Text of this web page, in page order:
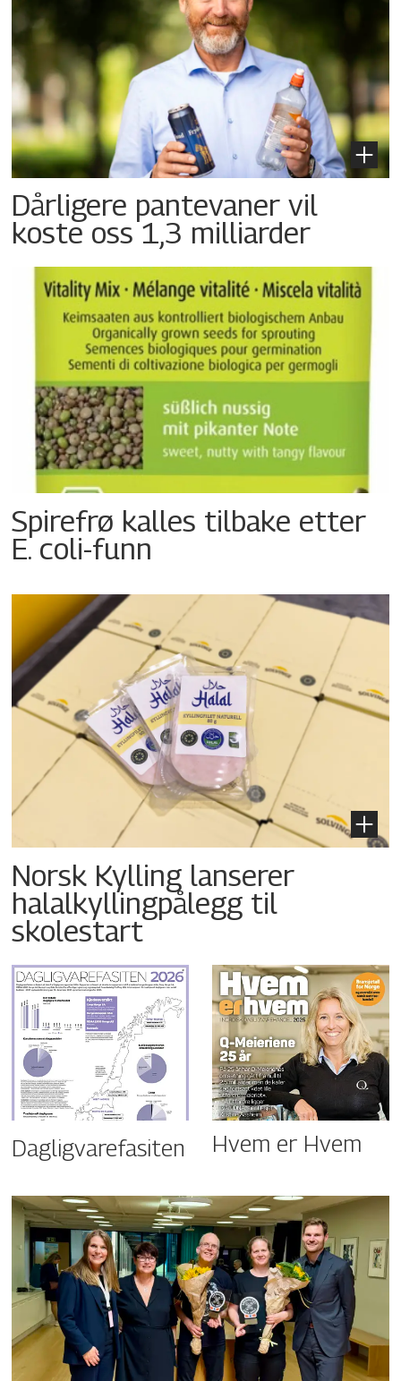
Dårligere pantevaner vil
koste oss 1,3 milliarder
Spirefrø kalles tilbake etter
E. coli-funn
Norsk Kylling lanserer
halalkyllingpålegg til
skolestart
Dagligvarefasiten Hvem er Hvem